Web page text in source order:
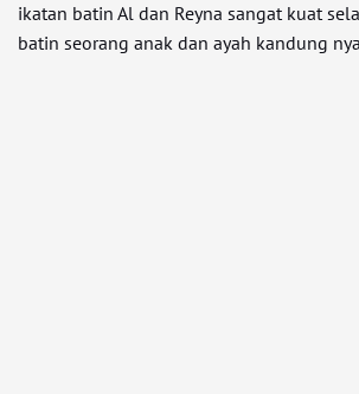
ikatan batin Al dan Reyna sangat kuat
batin seorang anak dan ayah kandung